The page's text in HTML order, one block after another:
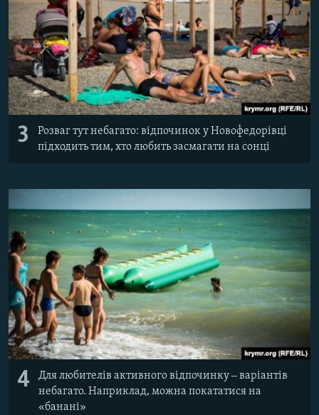
3
Розваг тут небагато: відпочинок у Новофедорівці
підходить тим, хто любить засмагати на сонці
4
Для любителів активного відпочинку ‒ варіантів
небагато. Наприклад, можна покататися на
«банані»